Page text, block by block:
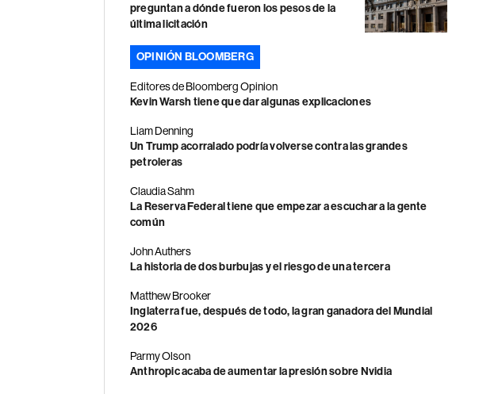
preguntan a dónde fueron los pesos de la
última licitación
OPINIÓN BLOOMBERG
Editores de Bloomberg Opinion
Kevin Warsh tiene que dar algunas explicaciones
Liam Denning
Un Trump acorralado podría volverse contra las grandes
petroleras
Claudia Sahm
La Reserva Federal tiene que empezar a escuchar a la gente
común
John Authers
La historia de dos burbujas y el riesgo de una tercera
Matthew Brooker
Inglaterra fue, después de todo, la gran ganadora del Mundial
2026
Parmy Olson
Anthropic acaba de aumentar la presión sobre Nvidia